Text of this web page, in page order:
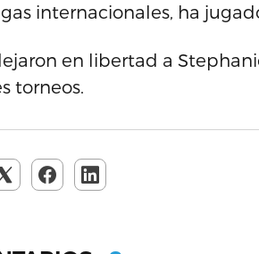
internacionales, ha
en libertad a
torneos.